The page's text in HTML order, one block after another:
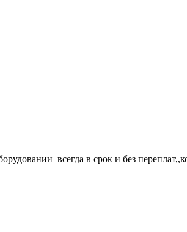
всегда в срок и без